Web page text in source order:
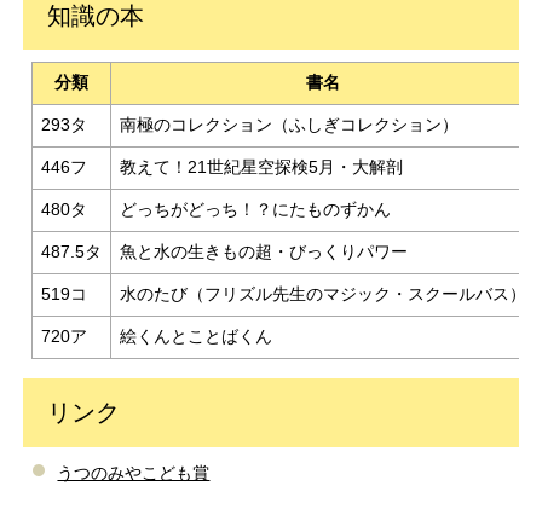
知識の本
分類 書名
293タ 南極のコレクション（ふしぎコレクション）
446フ 教えて！21世紀星空探検5月・大解剖
480タ どっちがどっち！？にたものずかん
487.5タ 魚と水の生きもの超・びっくりパワー
519コ 水のたび（フリズル先生のマジック・スクールバス）
720ア 絵くんとことばくん
リンク
うつのみやこども賞